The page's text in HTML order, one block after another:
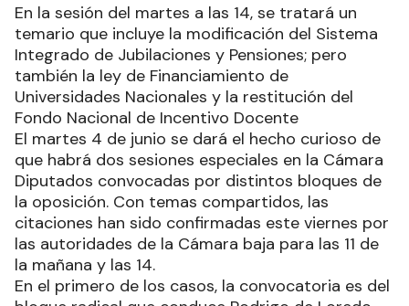
En la sesión del martes a las 14, se tratará un
temario que incluye la modificación del Sistema
Integrado de Jubilaciones y Pensiones; pero
también la ley de Financiamiento de
Universidades Nacionales y la restitución del
Fondo Nacional de Incentivo Docente
El martes 4 de junio se dará el hecho curioso de
que habrá dos sesiones especiales en la Cámara
Diputados convocadas por distintos bloques de
la oposición. Con temas compartidos, las
citaciones han sido confirmadas este viernes por
las autoridades de la Cámara baja para las 11 de
la mañana y las 14.
En el primero de los casos, la convocatoria es del